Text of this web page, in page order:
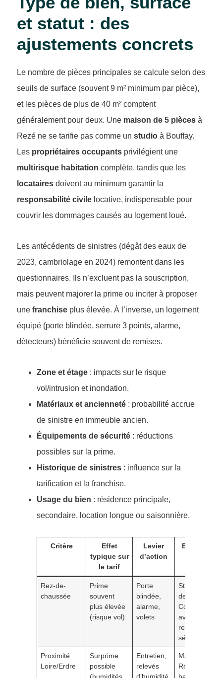
et statut : des
ajustements concrets
Le nombre de pièces principales se calcule selon des
seuils de surface (souvent 9 m² minimum par pièce),
et les pièces de plus de 40 m² comptent
généralement pour deux. Une maison de 5 pièces à
Rezé ne se tarifie pas comme un studio à Bouffay.
Les propriétaires occupants privilégient une
multirisque habitation complète, tandis que les
locataires doivent au minimum garantir la
responsabilité civile locative, indispensable pour
couvrir les dommages causés au logement loué.
Les antécédents de sinistres (dégât des eaux de
2023, cambriolage en 2024) remontent dans les
questionnaires. Ils n’excluent pas la souscription,
mais peuvent majorer la prime ou inciter à proposer
une franchise plus élevée. À l’inverse, un logement
équipé (porte blindée, serrure 3 points, alarme,
détecteurs) bénéficie souvent de remises.
Zone et étage : impacts sur le risque
vol/intrusion et inondation.
Matériaux et ancienneté : probabilité accrue
de sinistre en immeuble ancien.
Équipements de sécurité : réductions
possibles sur la prime.
Historique de sinistres : influence sur la
tarification et la franchise.
Usage du bien : résidence principale,
secondaire, location longue ou saisonnière.
Critère
Effet
typique sur
le tarif
Levier
d’action
Exemple à
Rez-de-
chaussée
Prime
souvent
plus élevée
(risque vol)
Porte
blindée,
alarme,
volets
Studio près
de
Commerce
avec alarme:
remise
sécurité
Proximité
Loire/Erdre
Surprime
possible
Entretien,
relevés
Maison à
Rezé proche